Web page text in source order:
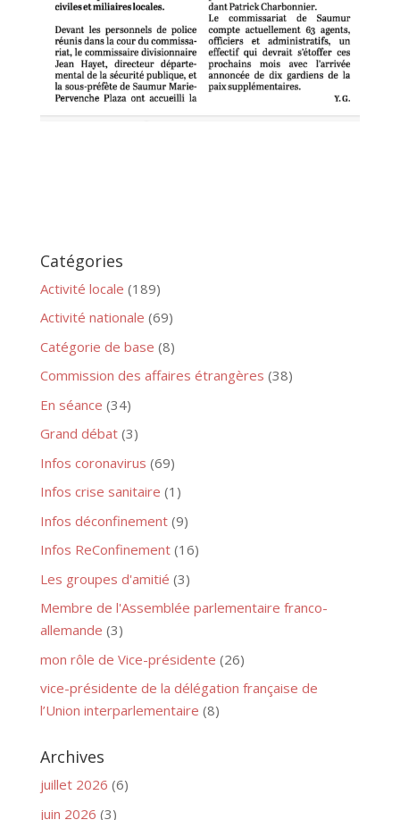
Catégories
Activité locale (189)
Activité nationale (69)
Catégorie de base (8)
Commission des affaires étrangères (38)
En séance (34)
Grand débat(3)
Infos coronavirus (69)
Infos crise sanitaire (1)
Infos déconfinement(9)
Infos ReConfinement(16)
Les groupes d'amitié (3)
Membre de l'Assemblée parlementaire franco-
allemande (3)
mon rôle de Vice-présidente (26)
vice-présidente de la délégation française de
l’Union interparlementaire (8)
Archives
juillet 2026 (6)
juin 2026 (3)